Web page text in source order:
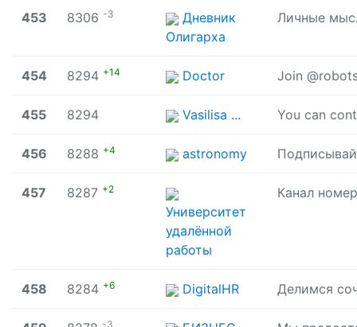
453 8306 -3
Дневник
Олигарха
454 8294 +14 Doctor Join
455 8294 Vasilisa ... You can
456 8288 +4 astronomy
457 8287 +2
Университет
удалённой
работы
458 8284 +6 DigitalHR
-3